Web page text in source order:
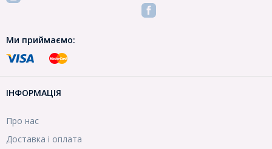
Ми приймаємо:
ІНФОРМАЦІЯ
Про нас
Доставка і оплата